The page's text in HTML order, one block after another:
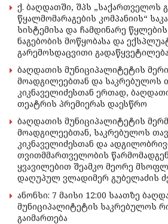
ქ. ბაღდათში, შპს „საქართველოს
წყალმომარაგების კომპანიის“
სისტემისა და ჩამდინარე
ნაგებობის მოწყობასა და
გარემოსდაცვითი გადაწყვეტილება
ბაღდათის მუნიციპალიტეტის
მოადგილეებთან და საკრებულოს
კიკნაველიძესთან ერთად,
თეატრის პრემიერას დაესწრო
ბაღდათის მუნიციპალიტეტის
მოადგილეებთან, საკრებულოს
კიკნაველიძესთან და
თვითმმართველობის
ყვავილებით შეამკო მეორე
დაღუპულ ვლადიმერ გუბელაძის
ანონსი: 7 მაისი 12:00 საათზე
მუნიციპალიტეტის საკრებულოს
გაიმართება